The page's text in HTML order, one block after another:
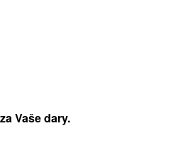
Vaše dary.